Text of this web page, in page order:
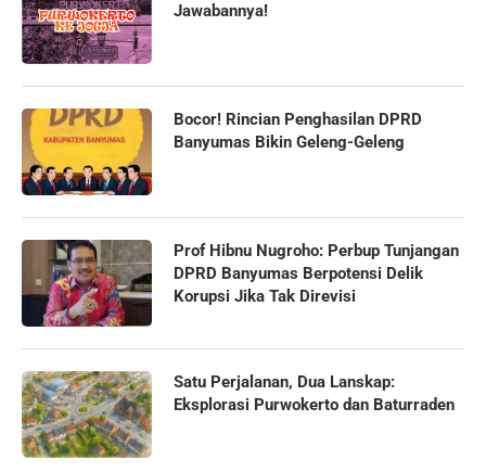
Jawabannya!
Bocor! Rincian Penghasilan DPRD
Banyumas Bikin Geleng-Geleng
Prof Hibnu Nugroho: Perbup Tunjangan
DPRD Banyumas Berpotensi Delik
Korupsi Jika Tak Direvisi
Satu Perjalanan, Dua Lanskap:
Eksplorasi Purwokerto dan Baturraden